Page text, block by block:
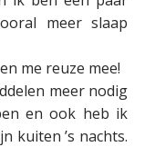
meer slaap
me reuze mee!
meer nodig
en ook heb ik
kuiten ’s nachts.